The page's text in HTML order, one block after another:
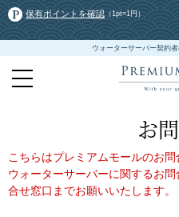
保有ポイントを確認 （1pt=1円）
ウォーターサーバー契約
お
こちらはプレミアムモールのお問
ウォーターサーバーに関するお
合せ窓口までお願いいたします。